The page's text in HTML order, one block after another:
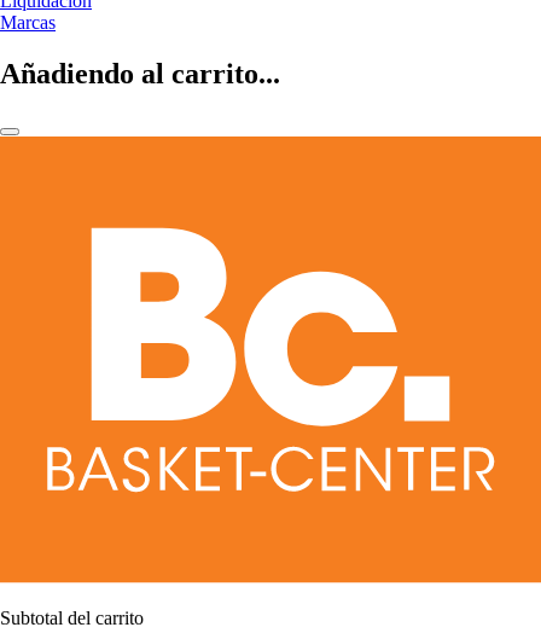
Marcas
Añadiendo al carrito...
Subtotal del carrito